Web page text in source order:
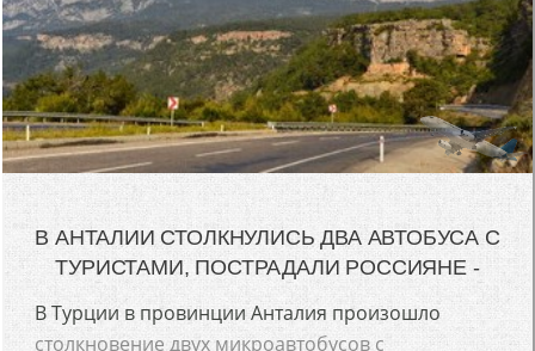
В АНТАЛИИ СТОЛКНУЛИСЬ ДВА АВТОБУСА С
ТУРИСТАМИ, ПОСТРАДАЛИ РОССИЯНЕ -
В Турции в провинции Анталия произошло
столкновение двух микроавтобусов с